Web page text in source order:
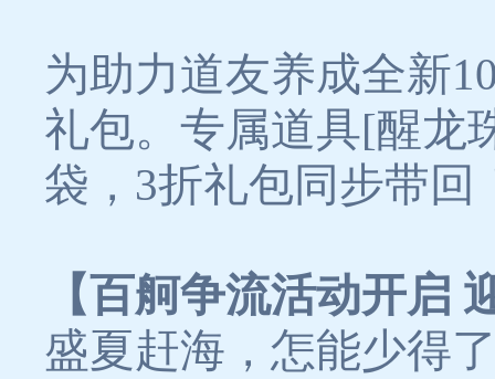
为助力道友养成全新
礼包。专属道具[醒龙
袋，3折礼包同步带
【百舸争流活动开启
盛夏赶海，怎能少得